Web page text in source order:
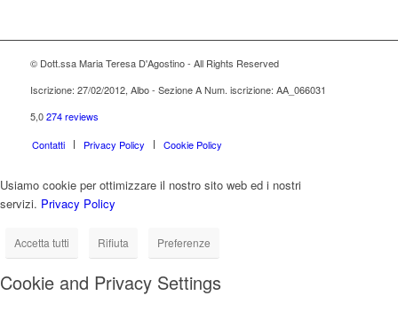
© Dott.ssa Maria Teresa D'Agostino - All Rights Reserved
Iscrizione: 27/02/2012, Albo - Sezione A Num. iscrizione: AA_066031
5,0 274 reviews
Contatti
Privacy Policy Cookie Policy
Usiamo cookie per ottimizzare il nostro sito web ed i nostri
servizi. Privacy Policy
Accetta tutti Rifiuta Preferenze
Cookie and Privacy Settings